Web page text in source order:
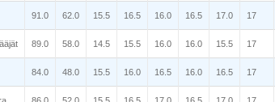
91.0 62.0 15.5 16.5 16.0 16.5 17.0 17
89.0 58.0 14.5 15.5 16.0 16.0 15.5 17
84.0 48.0 15.5 16.0 16.5 16.0 16.5 17